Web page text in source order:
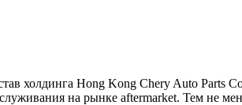
холдинга Hong Kong Chery Auto
на рынке aftermarket. Тем не